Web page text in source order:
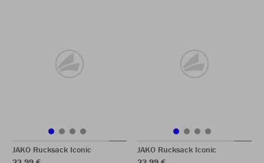
JAKO Rucksack Iconic
JAKO Rucksack Iconic